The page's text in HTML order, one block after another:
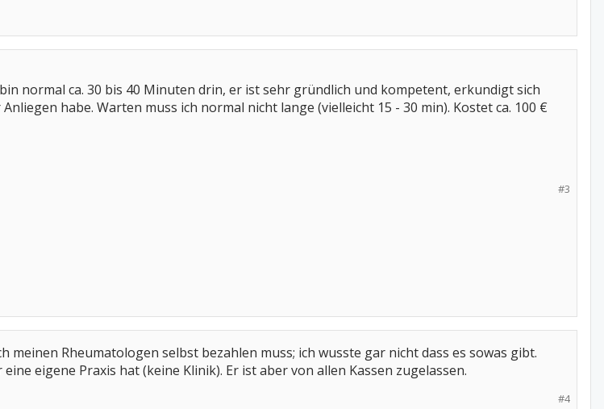
normal ca. 30 bis 40 Minuten drin, er ist sehr gründlich und kompetent, erkundigt sich
habe. Warten muss ich normal nicht lange (vielleicht 15 - 30 min). Kostet ca. 100 €
#3
meinen Rheumatologen selbst bezahlen muss; ich wusste gar nicht dass es sowas gibt.
eigene Praxis hat (keine Klinik). Er ist aber von allen Kassen zugelassen.
#4